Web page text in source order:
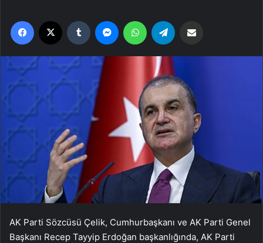
Facebook Tumblr MessengerWhatsApp
AK Parti Sözcüsü Çelik, Cumhurbaşkanı ve AK Parti Genel
Başkanı Recep Tayyip Erdoğan başkanlığında, AK Parti